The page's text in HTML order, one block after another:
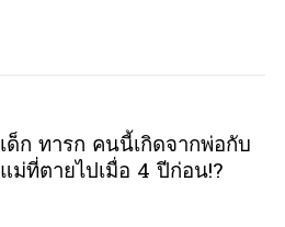
เด็ก ทารก คนนี้เกิดจากพ่อกับ
แม่ที่ตายไปเมื่อ 4 ปีก่อน!?